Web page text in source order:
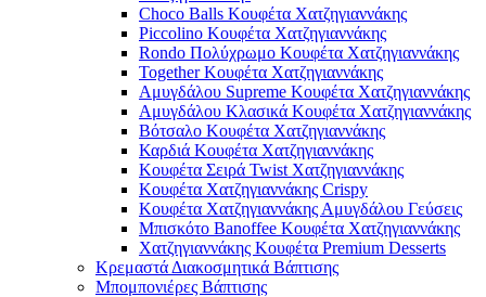
Choco Balls Κουφέτα Χατζηγιαννάκης
Piccolino Κουφέτα Χατζηγιαννάκης
Rondo Πολύχρωμο Κουφέτα Χατζηγιαννάκης
Together Κουφέτα Χατζηγιαννάκης
Αμυγδάλου Supreme Κουφέτα Χατζηγιαννάκης
Αμυγδάλου Κλασικά Κουφέτα Χατζηγιαννάκης
Βότσαλο Κουφέτα Χατζηγιαννάκης
Καρδιά Κουφέτα Χατζηγιαννάκης
Κουφέτα Σειρά Twist Χατζηγιαννάκης
Κουφέτα Χατζηγιαννάκης Crispy
Κουφέτα Χατζηγιαννάκης Αμυγδάλου Γεύσεις
Μπισκότο Banoffee Κουφέτα Χατζηγιαννάκης
Χατζηγιαννάκης Κουφέτα Premium Desserts
Κρεμαστά Διακοσμητικά Βάπτισης
Μπομπονιέρες Βάπτισης